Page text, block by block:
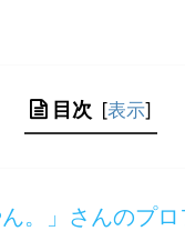
目次 [表示]
ん。」さんのプ